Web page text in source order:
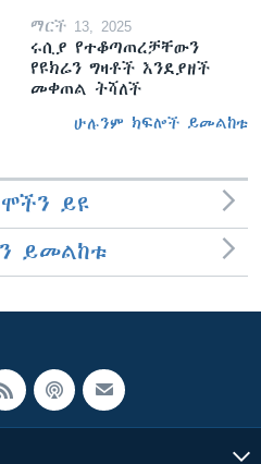
ማርች 13, 2025
ሩሲያ የተቆጣጠረቻቸውን
የዩክሬን ግዛቶች እንደያዘች
መቀጠል ትሻለች
ሁሉንም ክፍሎች ይመልከቱ
ይዩ
ይመልከቱ